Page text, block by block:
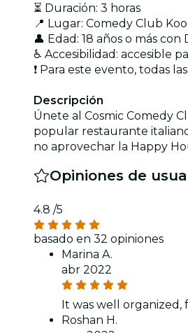
⏳ Duración: 3 horas
📍 Lugar: Comedy Club
👤 Edad: 18 años o más con
♿ Accesibilidad: accesible
❗ Para este evento, todas
Descripción
Únete al Cosmic Comedy
popular restaurante
no aprovechar la Happy
Opiniones de
4.8 /5
basado en 32 opiniones
Marina A.
abr 2022
It was well organized,
Roshan H.